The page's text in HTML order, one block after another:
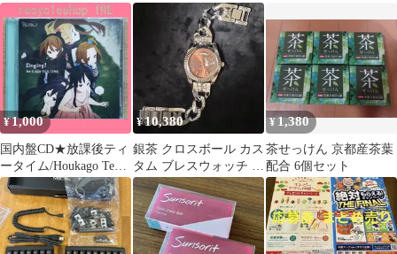
ト 耐熱容器 水筒 麦茶
ポット お茶 ジュース
水 ウォーターピッチャ
ー ウォーターボトル ウ
ォーターサーバー キッ
チン ウォーター ボトル
プラスチック パッキン
おしゃれ 収納 洗いやす
い 紅茶 キャンプ
20g
¥1,000
国内盤CD★放課後ティ
ータイム/Houkago Tea
Time■ Singing!(初回限
定盤)
【PCCG70084/49880136
88728】B20835
¥10,380
銀茶 クロスボール カス
タム ブレスウォッチ 腕
時計 デイデイト ウォッ
チブレス
¥1,380
茶せっけん 京都産茶葉
配合 6個セット